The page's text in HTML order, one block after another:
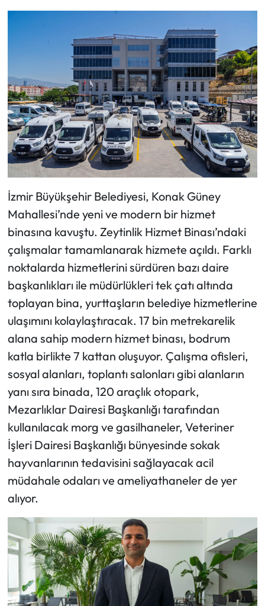
İzmir Büyükşehir Belediyesi, Konak Güney
Mahallesi’nde yeni ve modern bir hizmet
binasına kavuştu. Zeytinlik Hizmet Binası’ndaki
çalışmalar tamamlanarak hizmete açıldı. Farklı
noktalarda hizmetlerini sürdüren bazı daire
başkanlıkları ile müdürlükleri tek çatı altında
toplayan bina, yurttaşların belediye hizmetlerine
ulaşımını kolaylaştıracak. 17 bin metrekarelik
alana sahip modern hizmet binası, bodrum
katla birlikte 7 kattan oluşuyor. Çalışma ofisleri,
sosyal alanları, toplantı salonları gibi alanların
yanı sıra binada, 120 araçlık otopark,
Mezarlıklar Dairesi Başkanlığı tarafından
kullanılacak morg ve gasilhaneler, Veteriner
İşleri Dairesi Başkanlığı bünyesinde sokak
hayvanlarının tedavisini sağlayacak acil
müdahale odaları ve ameliyathaneler de yer
alıyor.